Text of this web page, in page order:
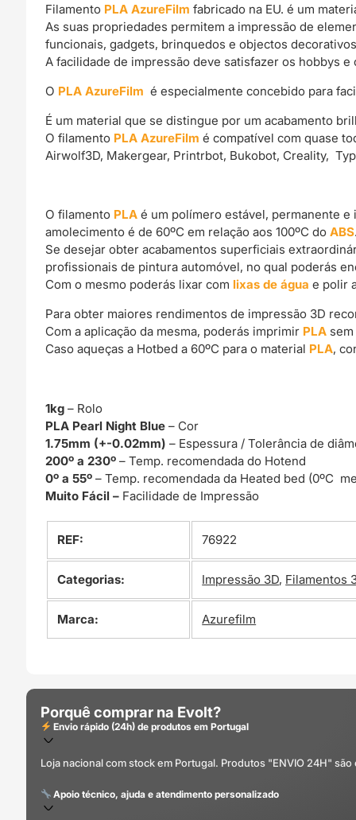
Filamento PLA AzureFilmfabricado na EU. é um
As suas propriedades permitem a impressão de
funcionais, gadgets, brinquedos e objectos
A facilidade de impressão deve satisfazer os hobbys
O PLA AzureFilm é especialmente concebido para
É um material que se distingue por um acabamento
O filamento PLA AzureFilmé compatível com quase
Airwolf3D, Makergear, Printrbot, Bukobot, Creality,
O filamento PLA é um polímero estável, permanente
amolecimento é de 60ºC em relação aos 100ºC doABS
Se desejar obter acabamentos superficiais
profissionais de pintura automóvel, no qual poderás
Com o mesmo poderás lixar com lixas de água e polir
Para obter maiores rendimentos de impressão 3D
Com a aplicação da mesma, poderás imprimir PLA
Caso aqueças a Hotbed a 60ºC para o material PLA,
1kg – Rolo
PLA Pearl Night Blue– Cor
1.75mm (+-0.02mm)– Espessura / Tolerância de
200º a 230º– Temp. recomendada do Hotend
0º a 55º– Temp. recomendada da Heated bed (0ºC
Muito Fácil – Facilidade de Impressão
REF: 76922
Categorias: Impressão 3D, Filamentos
Marca: Azurefilm
Porquê comprar na Evolt?
Envio rápido (24h) de produtos em Portugal
Loja nacional com stock em Portugal. Produtos "ENVIO 24H"
Apoio técnico, ajuda e atendimento personalizado